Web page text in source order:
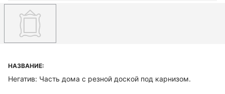
НАЗВАНИЕ:
Негатив: Часть дома с резной доской под карнизом.